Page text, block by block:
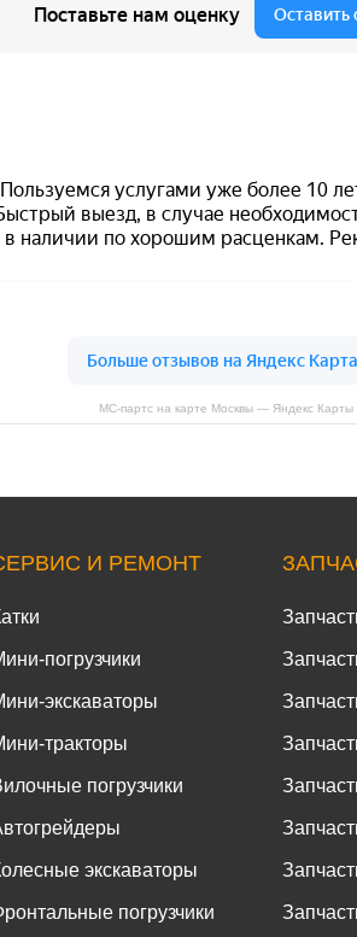
МС-партс на карте Москвы — Яндекс Карты
И РЕМОНТ
погрузчики
экскаваторы
тракторы
погрузчики
экскаваторы
погрузчики